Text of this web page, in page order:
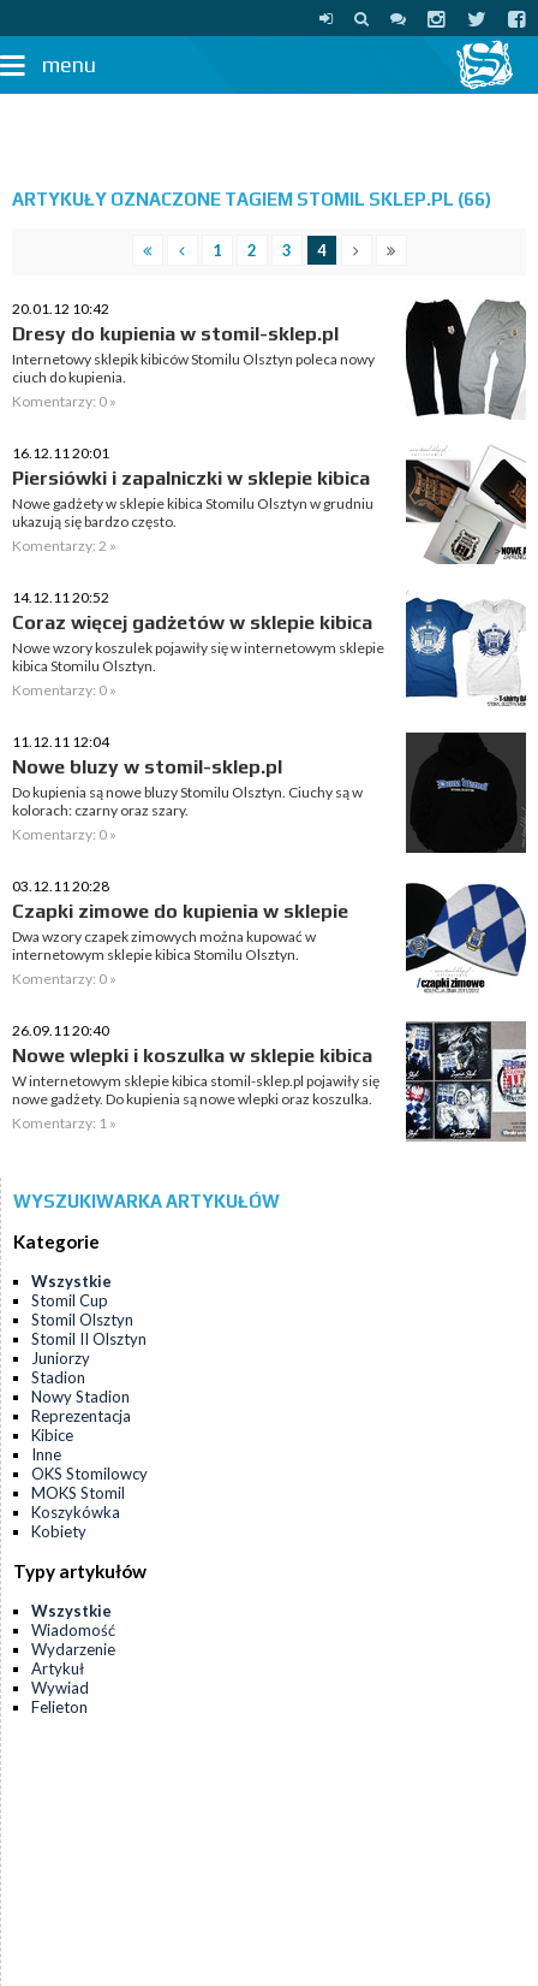
menu
ARTYKUŁY OZNACZONE TAGIEM STOMIL SKLEP.PL (66)
1 2 3 4
20.01.12 10:42
Dresy do kupienia w stomil-sklep.pl
Internetowy sklepik kibiców Stomilu Olsztyn poleca nowy
ciuch do kupienia.
Komentarzy: 0 »
16.12.11 20:01
Piersiówki i zapalniczki w sklepie kibica
Nowe gadżety w sklepie kibica Stomilu Olsztyn w grudniu
ukazują się bardzo często.
Komentarzy: 2 »
14.12.11 20:52
Coraz więcej gadżetów w sklepie kibica
Nowe wzory koszulek pojawiły się w internetowym sklepie
kibica Stomilu Olsztyn.
Komentarzy: 0 »
11.12.11 12:04
Nowe bluzy w stomil-sklep.pl
Do kupienia są nowe bluzy Stomilu Olsztyn. Ciuchy są w
kolorach: czarny oraz szary.
Komentarzy: 0 »
03.12.11 20:28
Czapki zimowe do kupienia w sklepie
Dwa wzory czapek zimowych można kupować w
internetowym sklepie kibica Stomilu Olsztyn.
Komentarzy: 0 »
26.09.11 20:40
Nowe wlepki i koszulka w sklepie kibica
W internetowym sklepie kibica stomil-sklep.pl pojawiły się
nowe gadżety. Do kupienia są nowe wlepki oraz koszulka.
Komentarzy: 1 »
WYSZUKIWARKA ARTYKUŁÓW
Kategorie
Wszystkie
Stomil Cup
Stomil Olsztyn
Stomil II Olsztyn
Juniorzy
Stadion
Nowy Stadion
Reprezentacja
Kibice
Inne
OKS Stomilowcy
MOKS Stomil
Koszykówka
Kobiety
Typy artykułów
Wszystkie
Wiadomość
Wydarzenie
Artykuł
Wywiad
Felieton